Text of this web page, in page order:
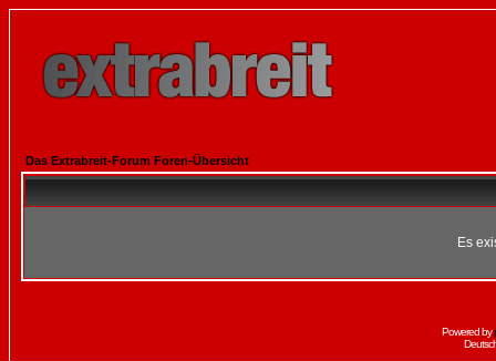
Das Extrabreit-Forum Foren-Übersicht
Es
Powered by